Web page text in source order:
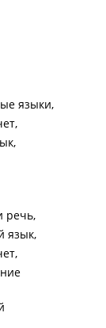
языки
речь
язык